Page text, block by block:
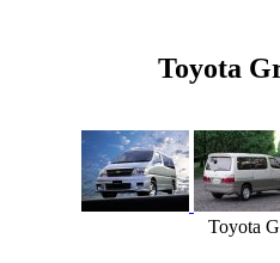
Toyota
Toyota